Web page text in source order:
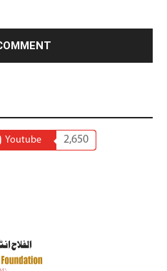
Youtube 2,650